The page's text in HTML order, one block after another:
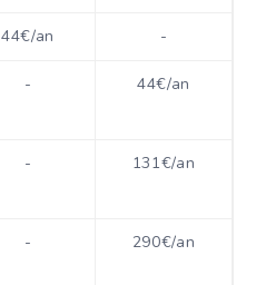
44€/an -
- 44€/an
- 131€/an
- 290€/an